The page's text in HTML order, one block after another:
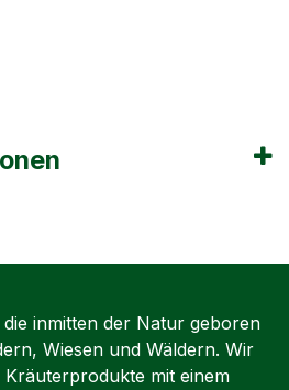
inmitten der Natur geboren
Wiesen und Wäldern. Wir
mit einem